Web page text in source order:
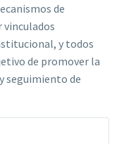
de
vinculados
y todos
de promover la
seguimiento de